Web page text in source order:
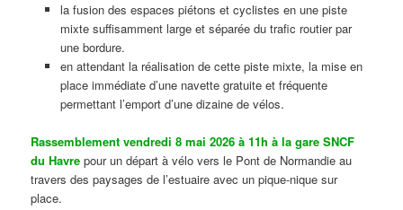
la fusion des espaces piétons et cyclistes en une piste
mixte suffisamment large et séparée du trafic routier par
une bordure.
en attendant la réalisation de cette piste mixte, la mise en
place immédiate d’une navette gratuite et fréquente
permettant l’emport d’une dizaine de vélos.
Rassemblement vendredi 8 mai 2026 à 11h à la gare SNCF
du Havre pour un départ à vélo vers le Pont de Normandie au
travers des paysages de l’estuaire avec un pique-nique sur
place.